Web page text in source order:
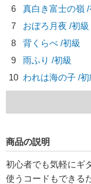
6
真白き富士の嶺 /
7
おぼろ月夜 /初級
8
背くらべ /初級
9
雨ふり /初級
10 われは海の子 /初
商品の説明
初心者でも気軽にギ
使うコードもできる